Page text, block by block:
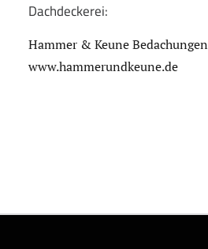
Dachdeckerei:
Hammer & Keune Bedachungen
www.hammerundkeune.de